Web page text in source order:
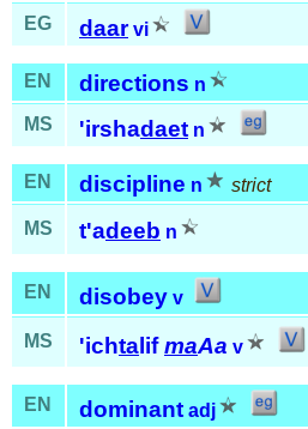
EG daar vi
EN directions n
MS
'irshadaet n
EN discipline n strict
MS t'adeeb n
EN disobey v
MS 'ichta lifmaAa v
EN dominant adj